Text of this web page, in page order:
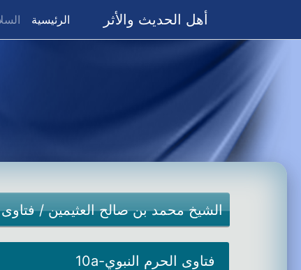
أهل الحديث والأثر الرئيسية
الشيخ محمد بن صالح العثيمين/
فتاوى الحرم النبوي-10a